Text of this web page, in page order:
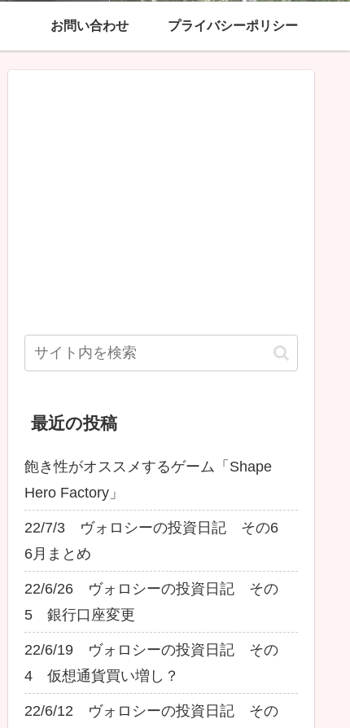
お問い合わせ プライバシーポリシー
最近の投稿
飽き性がオススメするゲーム「Shape
Hero Factory」
22/7/3 ヴォロシーの投資日記 その6
6月まとめ
22/6/26 ヴォロシーの投資日記 その
5 銀行口座変更
22/6/19 ヴォロシーの投資日記 その
4 仮想通貨買い増し？
22/6/12 ヴォロシーの投資日記 その